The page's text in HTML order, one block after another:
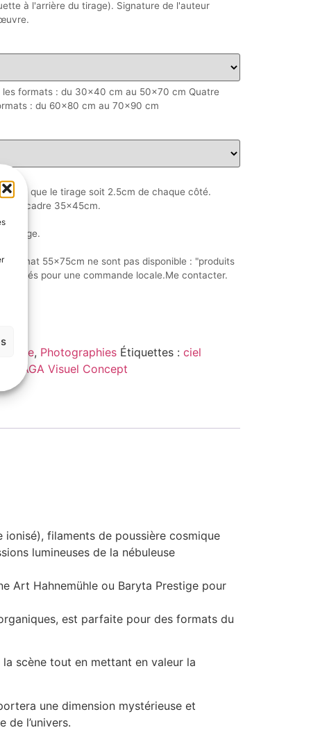
à l'arrière du tirage). Signature de l'auteur
les formats : du 30x40 cm au 50x70 cm Quatre
: du 60x80 cm au 70x90 cm
plus que le tirage soit 2.5cm de chaque côté.
un cadre 35x45cm.
format 55x75cm ne sont pas disponible : "produits
pour une commande locale.Me contacter.
, Photographies Étiquettes : ciel
SAGA Visuel Concept
filaments de poussière cosmique
lumineuses de la nébuleuse
Art Hahnemühle ou Baryta Prestige pour
est parfaite pour des formats du
scène tout en mettant en valeur la
une dimension mystérieuse et
l’univers.